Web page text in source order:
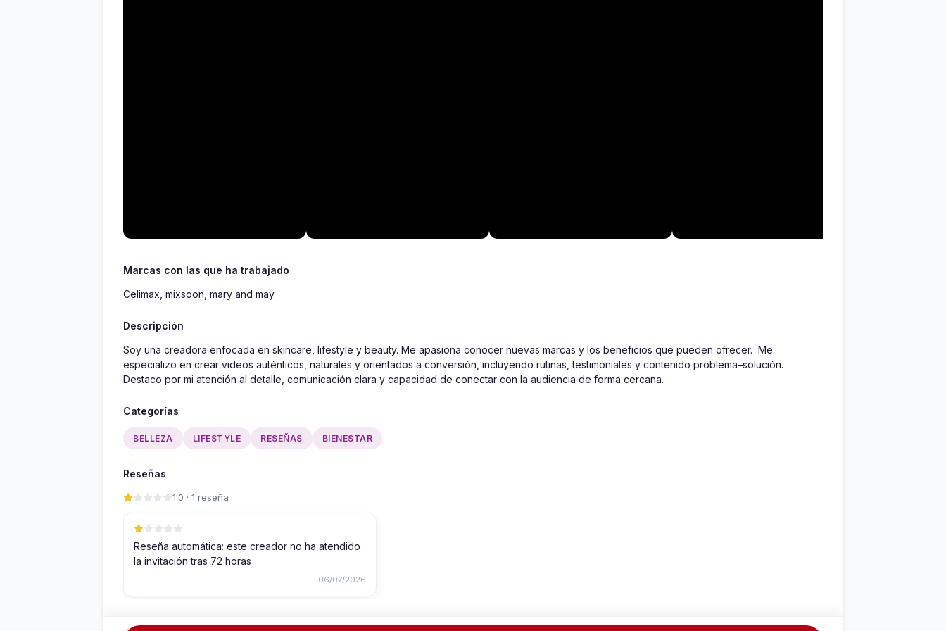
Marcas con las que ha trabajado
Celimax, mixsoon, mary and may
Descripción
Soy una creadora enfocada en skincare, lifestyle y beauty. Me apasiona conocer nuevas marcas y los beneficios que pueden ofrecer.  Me
especializo en crear videos auténticos, naturales y orientados a conversión, incluyendo rutinas, testimoniales y contenido problema–solución.
Destaco por mi atención al detalle, comunicación clara y capacidad de conectar con la audiencia de forma cercana.
Categorías
BELLEZA LIFESTYLE RESEÑAS BIENESTAR
Reseñas
1.0 · 1 reseña
Reseña automática: este creador no ha atendido
la invitación tras 72 horas
06/07/2026